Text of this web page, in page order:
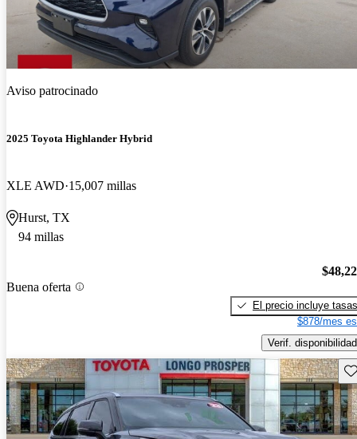
Aviso patrocinado
2025 Toyota Highlander Hybrid
XLE AWD 15,007 millas
Hurst, TX
94 millas
Buena oferta
El precio incluye tasas
$878/mes
Verif. disponibilidad